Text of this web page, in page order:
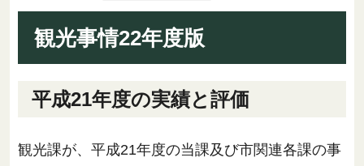
観光事情22年度版
平成21年度の実績と評価
観光課が、平成21年度の当課及び市関連各課の事